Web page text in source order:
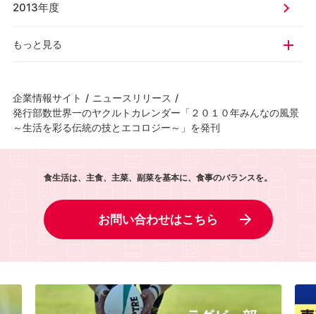
2013年度
もっと見る
企業情報サイト / ニュースリリース /
発行部数世界一のヤクルトカレンダー「２０１０年みんなの風景
～生活を彩る伝統の技とエコロジー～」を発刊
食生活は、主食、主菜、副菜を基本に、食事のバランスを。
お問い合わせはこちら